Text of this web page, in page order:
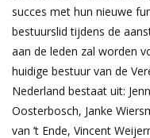
succes met hun nieuwe
bestuurslid tijdens de
aan de leden zal worden
huidige bestuur van de
Nederland bestaat uit:
Oosterbosch, Janke
van ’t Ende, Vincent